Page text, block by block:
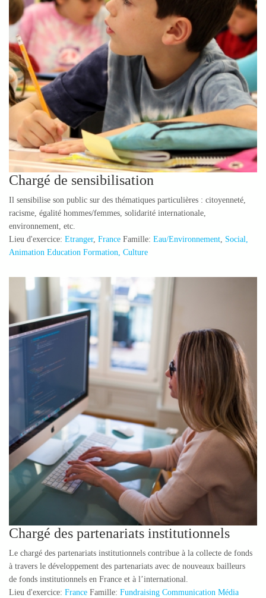
Chargé de sensibilisation
Il sensibilise son public sur des thématiques particulières : citoyenneté,
racisme, égalité hommes/femmes, solidarité internationale,
environnement, etc.
Lieu d'exercice: Etranger, France Famille: Eau/Environnement, Social,
Animation Education Formation, Culture
Chargé des partenariats institutionnels
Le chargé des partenariats institutionnels contribue à la collecte de fonds
à travers le développement des partenariats avec de nouveaux bailleurs
de fonds institutionnels en France et à l’international.
Lieu d'exercice: France Famille: Fundraising Communication Média